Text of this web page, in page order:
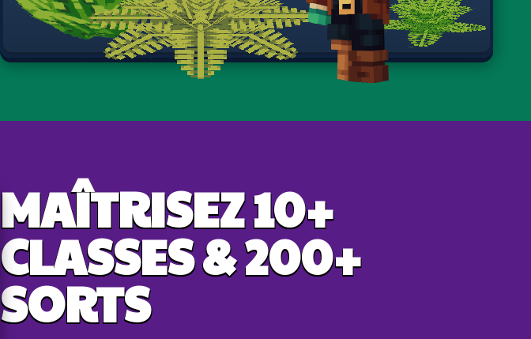
MAÎTRISEZ 10+
CLASSES & 200+
SORTS